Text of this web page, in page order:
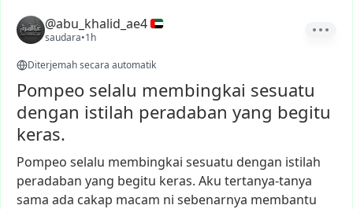
@abu_khalid_ae4
saudara•1h
Diterjemah secara automatik
Pompeo selalu membingkai sesuatu
dengan istilah peradaban yang begitu
keras.
Pompeo selalu membingkai sesuatu dengan istilah
peradaban yang begitu keras. Aku tertanya-tanya
sama ada cakap macam ni sebenarnya membantu